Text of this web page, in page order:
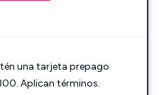
una tarjeta prepago
Aplican términos.